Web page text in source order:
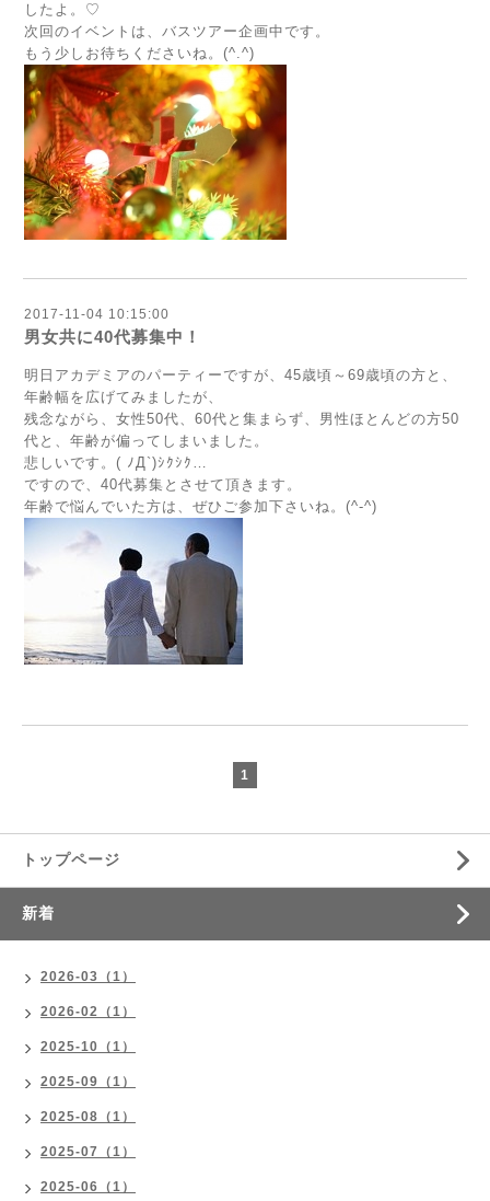
したよ。♡
次回のイベントは、バスツアー企画中です。
もう少しお待ちくださいね。(^.^)
2017-11-04 10:15:00
男女共に40代募集中！
明日アカデミアのパーティーですが、45歳頃～69歳頃の方と、
年齢幅を広げてみましたが、
残念ながら、女性50代、60代と集まらず、男性ほとんどの方50
代と、年齢が偏ってしまいました。
悲しいです。( ﾉД`)ｼｸｼｸ…
ですので、40代募集とさせて頂きます。
年齢で悩んでいた方は、ぜひご参加下さいね。(^-^)
1
トップページ
新着
2026-03（1）
2026-02（1）
2025-10（1）
2025-09（1）
2025-08（1）
2025-07（1）
2025-06（1）